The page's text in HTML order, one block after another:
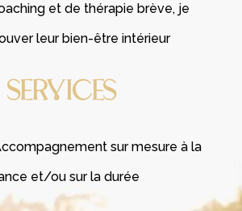
et de thérapie brève, je
leur bien-être intérieur
SERVICES
sur mesure à la
et/ou sur la durée